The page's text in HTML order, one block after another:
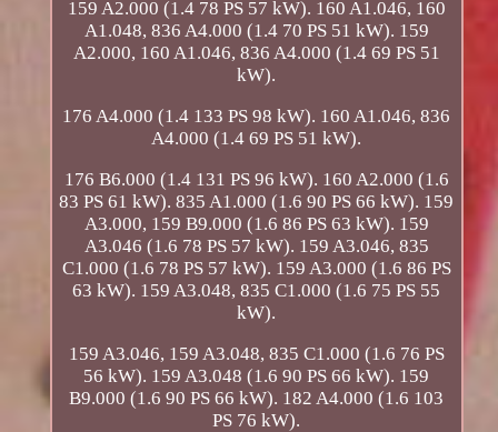
159 A2.000 (1.4 78 PS 57 kW). 160 A1.046, 160
A1.048, 836 A4.000 (1.4 70 PS 51 kW). 159
A2.000, 160 A1.046, 836 A4.000 (1.4 69 PS 51
kW).
176 A4.000 (1.4 133 PS 98 kW). 160 A1.046, 836
A4.000 (1.4 69 PS 51 kW).
176 B6.000 (1.4 131 PS 96 kW). 160 A2.000 (1.6
83 PS 61 kW). 835 A1.000 (1.6 90 PS 66 kW). 159
A3.000, 159 B9.000 (1.6 86 PS 63 kW). 159
A3.046 (1.6 78 PS 57 kW). 159 A3.046, 835
C1.000 (1.6 78 PS 57 kW). 159 A3.000 (1.6 86 PS
63 kW). 159 A3.048, 835 C1.000 (1.6 75 PS 55
kW).
159 A3.046, 159 A3.048, 835 C1.000 (1.6 76 PS
56 kW). 159 A3.048 (1.6 90 PS 66 kW). 159
B9.000 (1.6 90 PS 66 kW). 182 A4.000 (1.6 103
PS 76 kW).